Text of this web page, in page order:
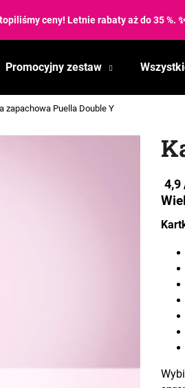
ceny! Letnie rabaty aż do 35 %.
Promocyjny zestaw
zapachowa Puella Double Y
ocena
4,9
Czego szukasz?